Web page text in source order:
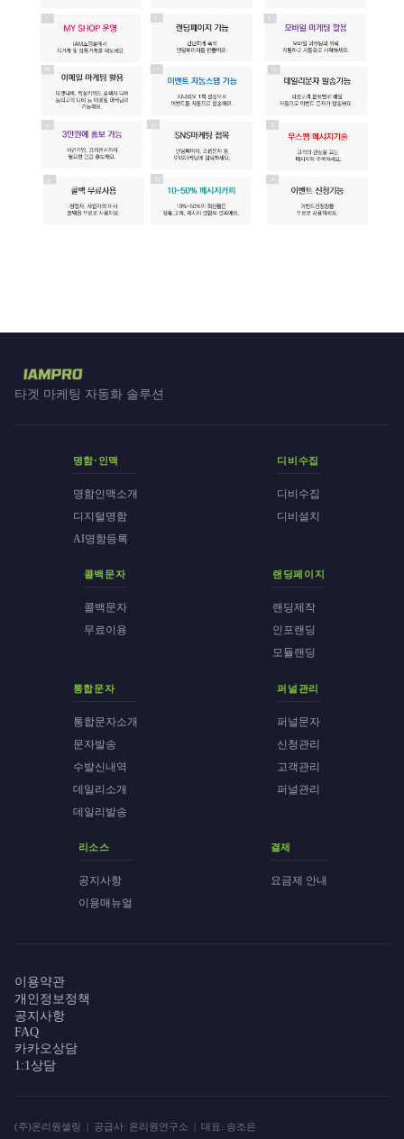
타겟 마케팅 자동화 솔루션
명함·인맥
명함인맥소개
디지털명함
AI명함등록
디비수집
디비수집
디비설치
콜백문자
콜백문자
무료이용
랜딩페이지
랜딩제작
인포랜딩
모듈랜딩
통합문자
통합문자소개
문자발송
수발신내역
데일리소개
데일리발송
퍼널관리
퍼널문자
신청관리
고객관리
퍼널관리
리소스
공지사항
이용매뉴얼
결제
요금제 안내
이용약관
개인정보정책
공지사항
FAQ
카카오상담
1:1상담
(주)온리원셀링 | 공급사: 온리원연구소 | 대표: 송조은